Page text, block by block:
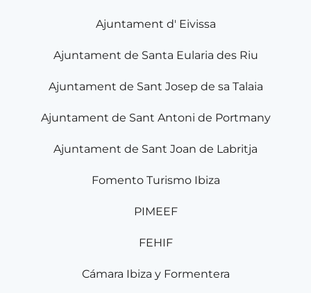
Ajuntament d' Eivissa
Ajuntament de Santa Eularia des Riu
Ajuntament de Sant Josep de sa Talaia
Ajuntament de Sant Antoni de Portmany
Ajuntament de Sant Joan de Labritja
Fomento Turismo Ibiza
PIMEEF
FEHIF
Cámara Ibiza y Formentera